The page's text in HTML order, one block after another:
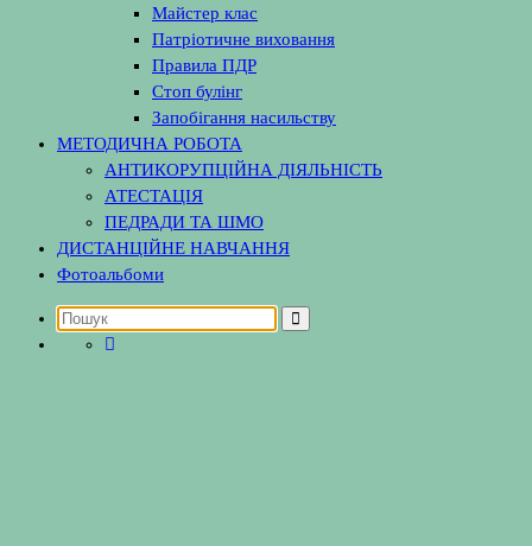
Майстер клас
Патріотичне виховання
Правила ПДР
Стоп булінг
Запобігання насильству
МЕТОДИЧНА РОБОТА
АНТИКОРУПЦІЙНА ДІЯЛЬНІСТЬ
АТЕСТАЦІЯ
ПЕДРАДИ ТА ШМО
ДИСТАНЦІЙНЕ НАВЧАННЯ
Фотоальбоми